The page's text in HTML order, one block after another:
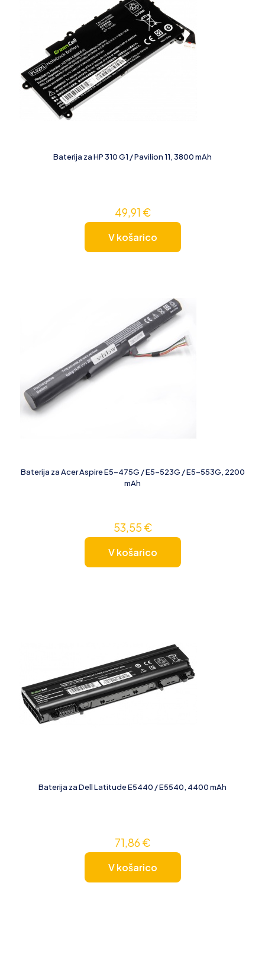
Baterija za HP 310 G1 / Pavilion 11, 3800 mAh
49,91 €
V košarico
Baterija za Acer Aspire E5-475G / E5-523G / E5-553G, 2200
mAh
53,55 €
V košarico
Baterija za Dell Latitude E5440 / E5540, 4400 mAh
71,86€
V košarico